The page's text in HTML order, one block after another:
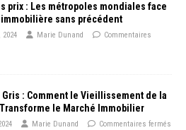
prix : Les métropoles mondiales face
sans précédent
2024 Marie Dunand
Commentaires
Gris : Comment le Vieillissement de la
le Marché Immobilier
Marie Dunand Commentaires fermés